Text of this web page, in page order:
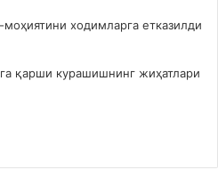
ходимларга етказилди
қарши курашишнинг жиҳатлари